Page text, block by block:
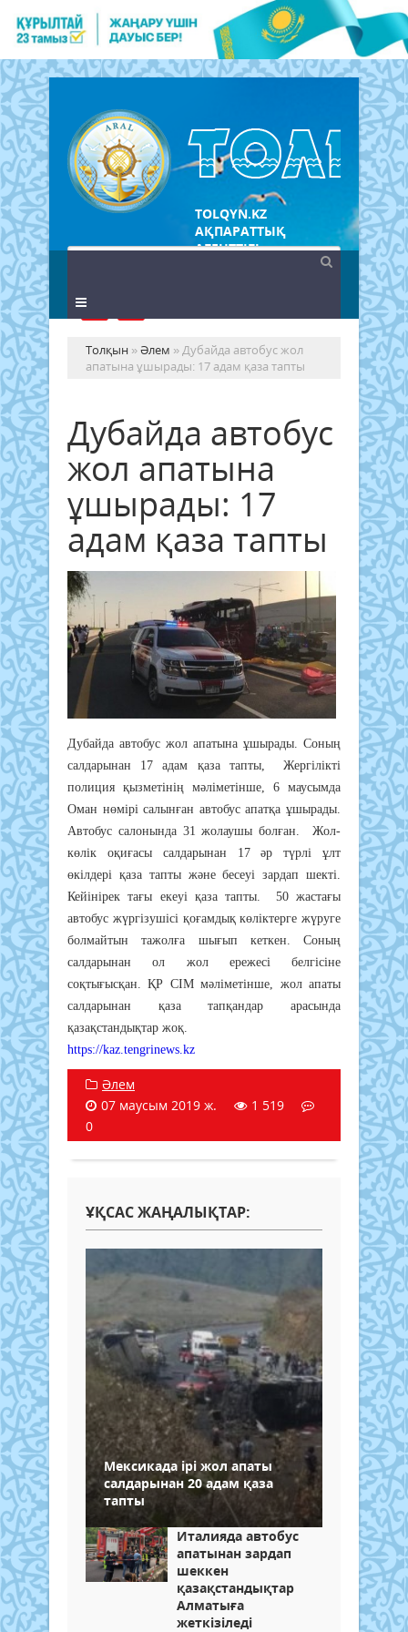
TOLQYN.KZ
АҚПАРАТТЫҚ
АГЕНТТІГІ
Толқын »Әлем » Дубайда автобус жол
апатына ұшырады: 17 адам қаза тапты
Дубайда автобус
жол апатына
ұшырады: 17
адам қаза тапты
Дубайда автобус жол апатына ұшырады. Соның
салдарынан 17 адам қаза тапты, Жергілікті
полиция қызметінің мәліметінше, 6 маусымда
Оман нөмірі салынған автобус апатқа ұшырады.
Автобус салонында 31 жолаушы болған. Жол-
көлік оқиғасы салдарынан 17 әр түрлі ұлт
өкілдері қаза тапты және бесеуі зардап шекті.
Кейінірек тағы екеуі қаза тапты. 50 жастағы
автобус жүргізушісі қоғамдық көліктерге жүруге
болмайтын тажолға шығып кеткен. Соның
салдарынан ол жол ережесі белгісіне
соқтығысқан. ҚР СІМ мәліметінше, жол апаты
салдарынан қаза тапқандар арасында
қазақстандықтар жоқ.
https://kaz.tengrinews.kz
Әлем
07 маусым 2019 ж.
1 519
0
ҰҚСАС ЖАҢАЛЫҚТАР:
Мексикада ірі жол апаты
салдарынан 20 адам қаза
тапты
Италияда автобус
апатынан зардап
шеккен
қазақстандықтар
Алматыға
жеткізіледі